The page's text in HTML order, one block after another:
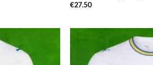
€27.50